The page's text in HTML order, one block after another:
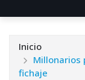
Inicio
Millonarios
fichaje